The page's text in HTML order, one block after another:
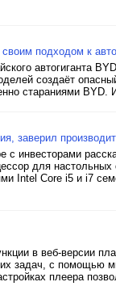
подходом к
автогиганта
создаёт
стараниями BYD.
заверил
с инвесторами
для
Intel Core i5 и i7
в веб-версии
задач, с помощью
плеера